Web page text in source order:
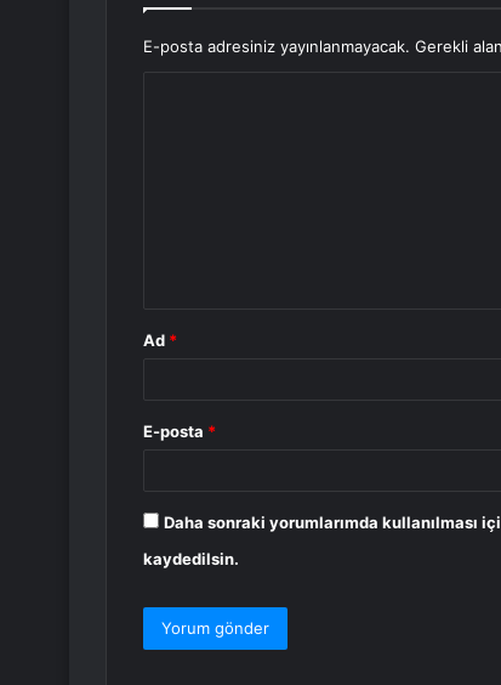
E-posta adresiniz yayınlanmayacak. Gerekli
Ad *
E-posta *
Daha sonraki yorumlarımda kullanılması
kaydedilsin.